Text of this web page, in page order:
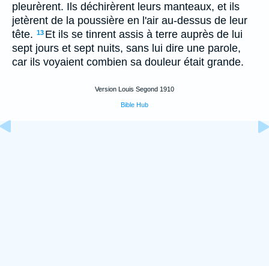
pleurèrent. Ils déchirèrent leurs manteaux, et ils
jetèrent de la poussière en l'air au-dessus de leur
tête. 13 Et ils se tinrent assis à terre auprès de lui
sept jours et sept nuits, sans lui dire une parole,
car ils voyaient combien sa douleur était grande.
Version Louis Segond 1910
Bible Hub